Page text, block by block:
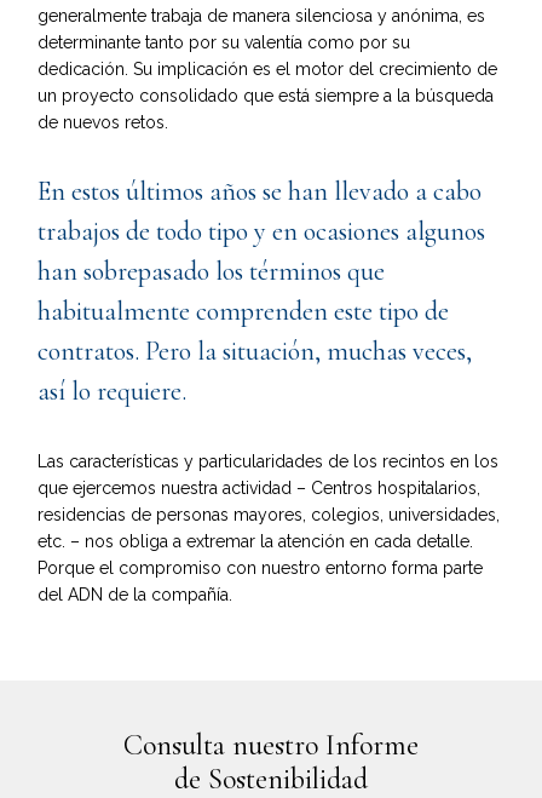
generalmente trabaja de manera silenciosa y anónima, es
determinante tanto por su valentía como por su
dedicación. Su implicación es el motor del crecimiento de
un proyecto consolidado que está siempre a la búsqueda
de nuevos retos.
En estos últimos años se han llevado a cabo
trabajos de todo tipo y en ocasiones algunos
han sobrepasado los términos que
habitualmente comprenden este tipo de
contratos. Pero la situación, muchas veces,
así lo requiere.
Las características y particularidades de los recintos en los
que ejercemos nuestra actividad – Centros hospitalarios,
residencias de personas mayores, colegios, universidades,
etc. – nos obliga a extremar la atención en cada detalle.
Porque el compromiso con nuestro entorno forma parte
del ADN de la compañía.
Consulta nuestro Informe
de Sostenibilidad